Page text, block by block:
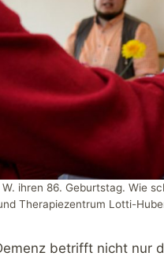
ihren 86. Geburtstag. Wie
Therapiezentrum Lotti-
betrifft nicht nur